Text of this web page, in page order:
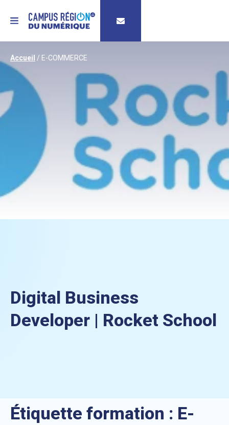
MENU
Accueil / E-COMMERCE
Digital Business
Developer | Rocket School
Étiquette formation : E-